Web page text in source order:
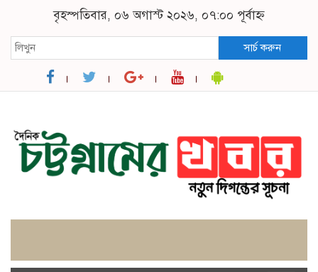
বৃহস্পতিবার, ০৬ অগাস্ট ২০২৬, ০৭:০০ পূর্বাহ্ন
সার্চ করুন